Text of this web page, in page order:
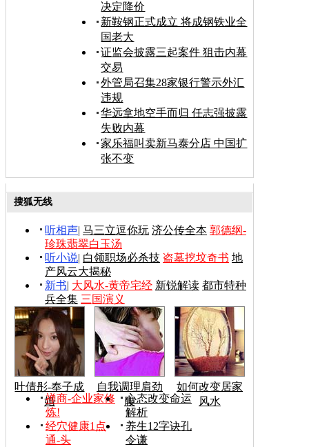
决定降价
新鞍钢正式成立 将成钢铁业全
国老大
证监会披露三起案件 狙击内幕
交易
外管局召集28家银行警示外汇
违规
华远拿地空手而归 任志强披露
失败内幕
家乐福叫卖新马泰分店 中国扩
张不变
搜狐无线
听相声| 马三立逗你玩 济公传全本 郭德纲-
珍珠翡翠白玉汤
听小说| 白领职场必杀技 盗墓挖坟奇书 地
产风云大揭秘
新书| 大风水-黄帝宅经 新锐解读 都市特种
兵全集 三国演义
叶倩彤-奉子成
婚
自我调理肩劲
腰
如何改变居家
风水
禅商-企业家修
炼!
心态改变命运
解析
经穴健康1点
通-头
养生12字诀孔
令谦